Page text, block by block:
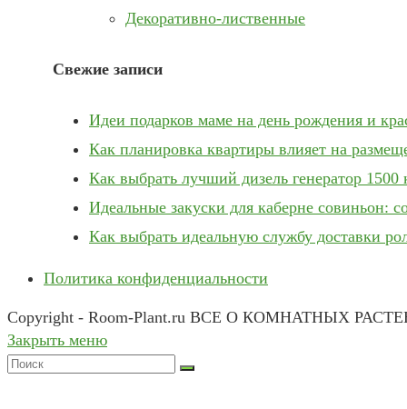
Декоративно-лиственные
Свежие записи
Идеи подарков маме на день рождения и
Как планировка квартиры влияет на
Как выбрать лучший дизель генератор 1500
Идеальные закуски для каберне совиньон:
Как выбрать идеальную службу доставки
Политика конфиденциальности
Copyright - Room-Plant.ru ВСЕ О КОМНАТНЫХ
Закрыть меню